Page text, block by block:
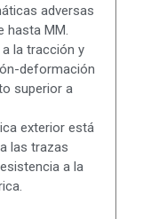
adversas
hasta MM.
la tracción y
deformación
superior a
exterior está
las trazas
a la